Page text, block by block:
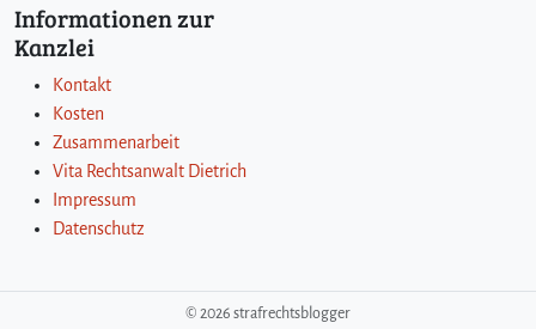
Informationen zur
Kanzlei
Kontakt
Kosten
Zusammenarbeit
Vita Rechtsanwalt Dietrich
Impressum
Datenschutz
© 2026 strafrechtsblogger